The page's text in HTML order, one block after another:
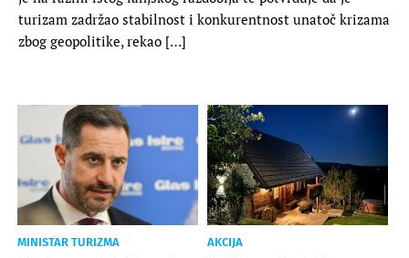
turizam zadržao stabilnost i konkurentnost unatoč krizama
zbog geopolitike, rekao […]
MINISTAR TURIZMA AKCIJA